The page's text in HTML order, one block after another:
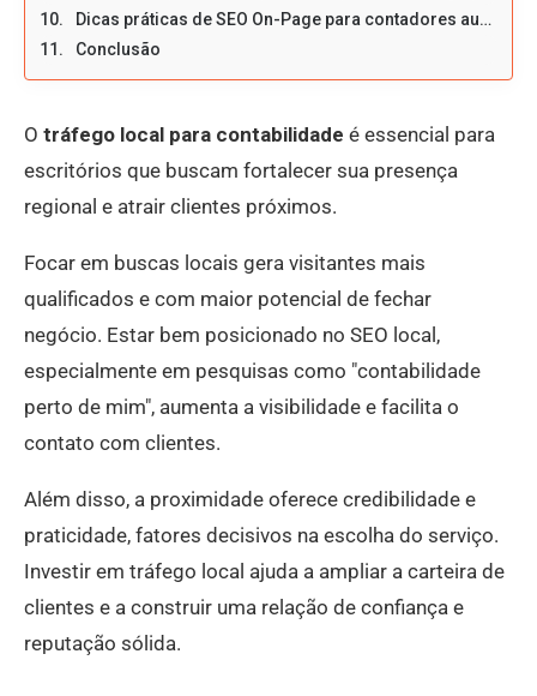
Dicas práticas de SEO On-Page para contadores aumentarem tráfego
Conclusão
O tráfego local para contabilidade é essencial para
escritórios que buscam fortalecer sua presença
regional e atrair clientes próximos.
Focar em buscas locais gera visitantes mais
qualificados e com maior potencial de fechar
negócio. Estar bem posicionado no SEO local,
especialmente em pesquisas como "contabilidade
perto de mim", aumenta a visibilidade e facilita o
contato com clientes.
Além disso, a proximidade oferece credibilidade e
praticidade, fatores decisivos na escolha do serviço.
Investir em tráfego local ajuda a ampliar a carteira de
clientes e a construir uma relação de confiança e
reputação sólida.